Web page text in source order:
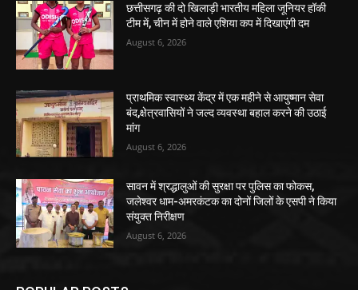
छत्तीसगढ़ की दो खिलाड़ी भारतीय महिला जूनियर हॉकी
टीम में, चीन में होने वाले एशिया कप में दिखाएंगी दम
August 6, 2026
प्राथमिक स्वास्थ्य केंद्र में एक महीने से आयुष्मान सेवा
बंद,क्षेत्रवासियों ने जल्द व्यवस्था बहाल करने की उठाई
मांग
August 6, 2026
सावन में श्रद्धालुओं की सुरक्षा पर पुलिस का फोकस,
जलेश्वर धाम-अमरकंटक का दोनों जिलों के एसपी ने किया
संयुक्त निरीक्षण
August 6, 2026